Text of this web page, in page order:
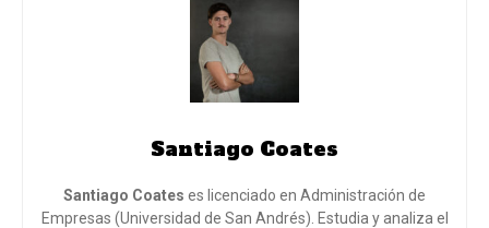
Santiago Coates
Santiago Coates es licenciado en Administración de
Empresas (Universidad de San Andrés). Estudia y analiza el